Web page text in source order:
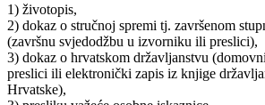
1) životopis,
2) dokaz o stručnoj spremi tj. završenom
(završnu svjedodžbu u izvorniku ili preslici),
3) dokaz o hrvatskom državljanstvu
preslici ili elektronički zapis iz knjige
Hrvatske),